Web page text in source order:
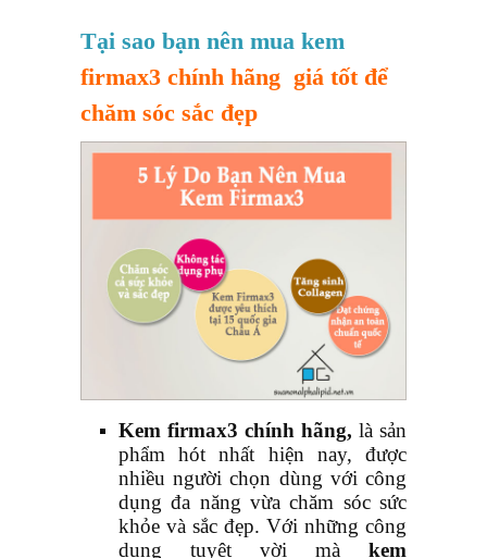
Tại sao bạn nên mua kem
firmax3 chính hãng giá tốt để
chăm sóc sắc đẹp
Kem firmax3 chính hãng, là sản
phẩm hót nhất hiện nay, được
nhiều người chọn dùng với công
dụng đa năng vừa chăm sóc sức
khỏe và sắc đẹp. Với những công
dụng tuyệt vời mà kem